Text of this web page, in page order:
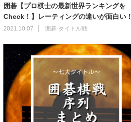
囲碁【プロ棋士の最新世界ランキングを
Check！】レーティングの違いが面白い！
2021.10.07 囲碁 タイトル戦